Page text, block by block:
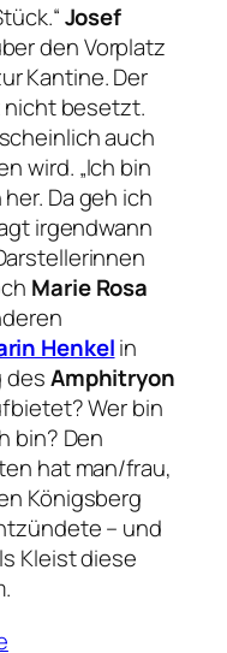
Josef
den Vorplatz
Kantine. Der
nicht besetzt.
auch
wird. „Ich bin
Da geh ich
irgendwann
Marie Rosa
Henkelin
desAmphitryon
Wer bin
bin? Den
hat man/frau,
Königsberg
– und
Kleist diese